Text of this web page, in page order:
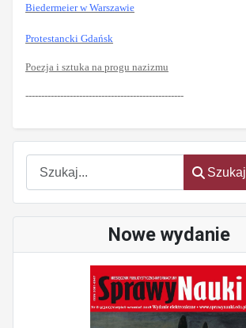
Szukaj
Szukaj
Nowe wydanie
Biedermeier w Warszawie
Protestancki Gdańsk
Poezja i sztuka na progu nazizmu
--------------------------------------------------